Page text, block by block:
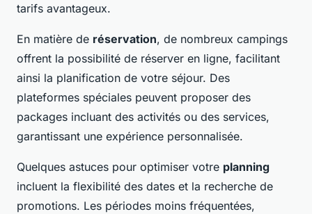
tarifs avantageux.
En matière de réservation, de nombreux campings
offrent la possibilité de réserver en ligne, facilitant
ainsi la planification de votre séjour. Des
plateformes spéciales peuvent proposer des
packages incluant des activités ou des services,
garantissant une expérience personnalisée.
Quelques astuces pour optimiser votre planning
incluent la flexibilité des dates et la recherche de
promotions. Les périodes moins fréquentées,